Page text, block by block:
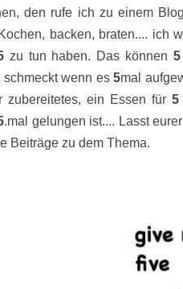
den rufe ich zu einem
backen, braten.... ich
zu tun haben. Das können5
schmeckt wenn es 5mal
zubereitetes, ein Essen für 5
.mal gelungen ist.... Lasst
Beiträge zu dem Thema.